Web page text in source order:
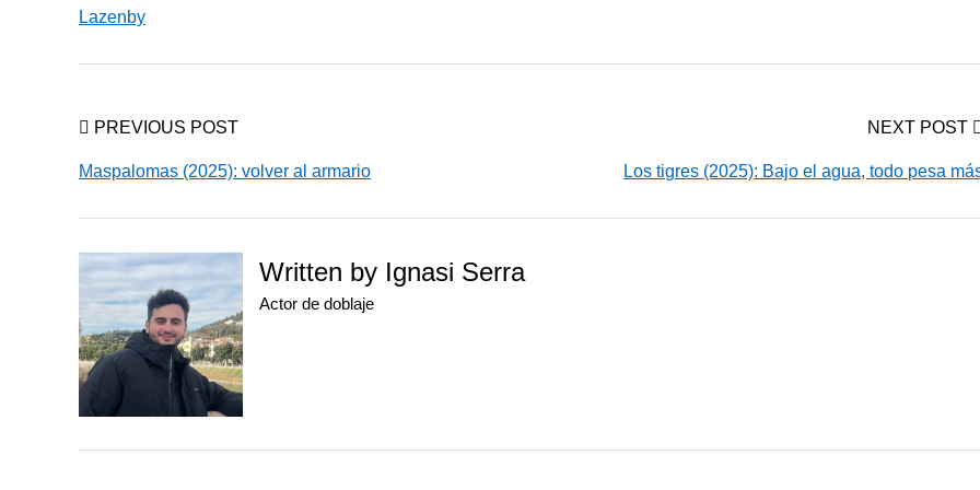
Lazenby
PREVIOUS POST
Maspalomas (2025): volver al armario
NEXT POST
Los tigres (2025): Bajo el agua, todo pesa
Written by Ignasi Serra
Actor de doblaje